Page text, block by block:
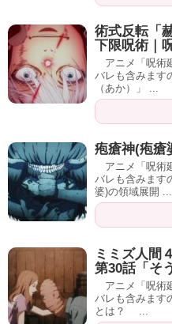
術式反転「
下限呪術｜
アニメ「呪術
バレも含みます
（あか）」 ...
疱瘡神(疱瘡
アニメ「呪術
バレも含みます
婆)の領域展開 ...
ミミズ人間
第30話「そ
アニメ「呪術
バレも含みます
とは？ ...